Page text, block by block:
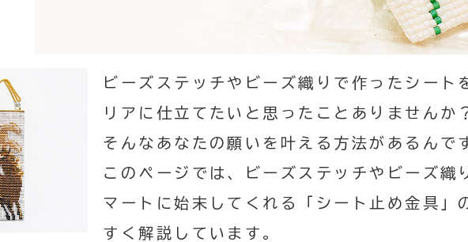
ビーズステッチやビーズ織りで作ったシート
リアに仕立てたいと思ったことありませんか
そんなあなたの願いを叶える方法があるんで
このページでは、ビーズステッチやビーズ織
マートに始末してくれる「シート止め金具」
すく解説しています。